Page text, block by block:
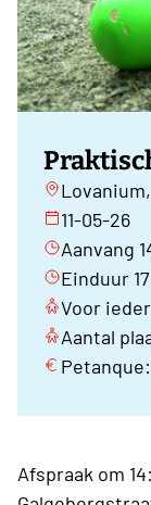
11-05-26
Aanvang
Einduur
Voor
Aantal
Afspraak om